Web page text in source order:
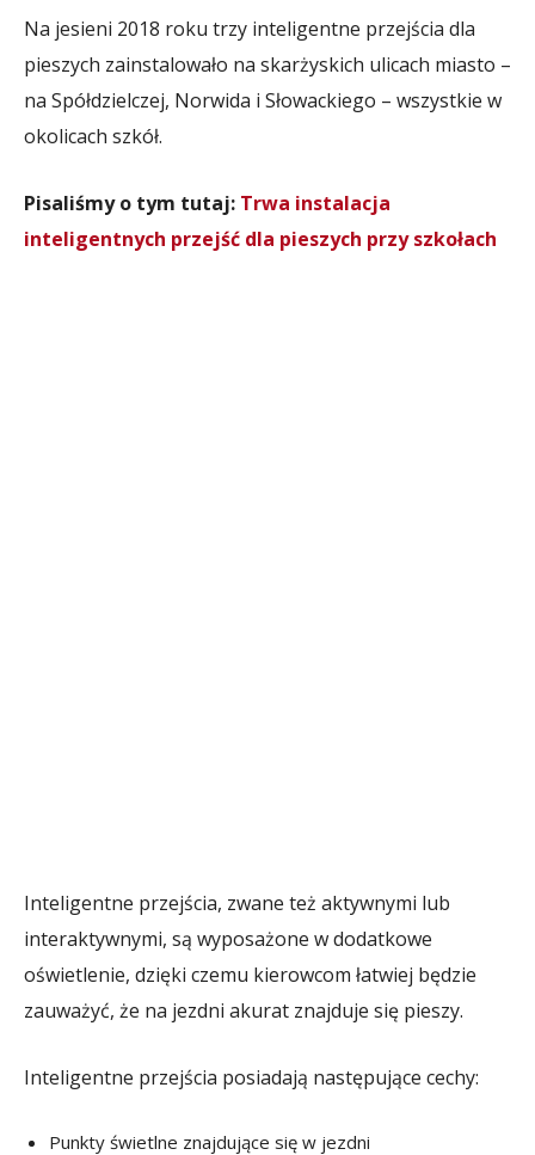
Na jesieni 2018 roku trzy inteligentne przejścia dla
pieszych zainstalowało na skarżyskich ulicach miasto –
na Spółdzielczej, Norwida i Słowackiego – wszystkie w
okolicach szkół.
Pisaliśmy o tym tutaj: Trwa instalacja
inteligentnych przejść dla pieszych przy szkołach
Inteligentne przejścia, zwane też aktywnymi lub
interaktywnymi, są wyposażone w dodatkowe
oświetlenie, dzięki czemu kierowcom łatwiej będzie
zauważyć, że na jezdni akurat znajduje się pieszy.
Inteligentne przejścia posiadają następujące cechy:
Punkty świetlne znajdujące się w jezdni